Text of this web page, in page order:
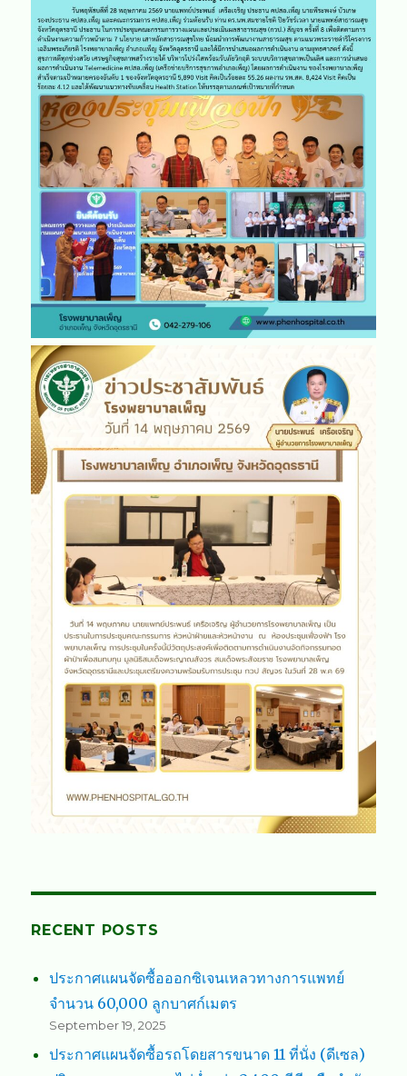
RECENT POSTS
ประกาศแผนจัดซื้อออกซิเจนเหลวทางการแพทย์
จำนวน 60,000 ลูกบาศก์เมตร
September 19, 2025
ประกาศแผนจัดซื้อรถโดยสารขนาด 11 ที่นั่ง (ดีเซล)